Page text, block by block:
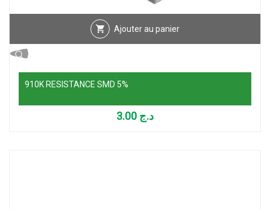
Ajouter au panier
910K RESISTANCE SMD 5%
د.ج